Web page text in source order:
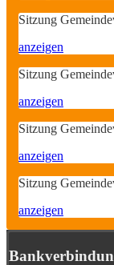
Sitzung
anzeigen
Sitzung
anzeigen
Sitzung
anzeigen
Sitzung
anzeigen